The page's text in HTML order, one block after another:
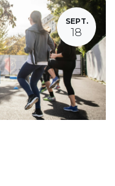
SEPT.
18